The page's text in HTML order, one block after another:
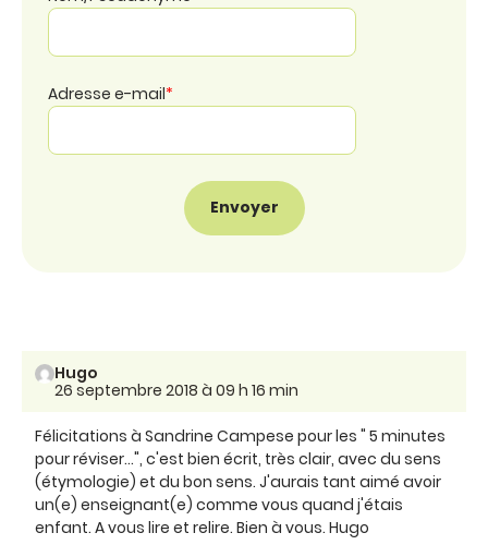
Adresse e-mail*
Hugo
26 septembre 2018 à 09 h 16 min
Félicitations à Sandrine Campese pour les " 5 minutes
pour réviser...", c'est bien écrit, très clair, avec du sens
(étymologie) et du bon sens. J'aurais tant aimé avoir
un(e) enseignant(e) comme vous quand j'étais
enfant. A vous lire et relire. Bien à vous. Hugo